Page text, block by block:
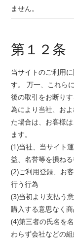
ません。
第１２条
当サイトのご利用
す。 万一、これら
後の取引をお断り
為により当社、お
た場合は、お客様
ます。
(1)当社、当サイト
益、名誉等を損ね
(2)ご利用登録、お
行う行為
(3)当初より支払う
購入する意思なく
(4)第三者の氏名を
わらず会社などの